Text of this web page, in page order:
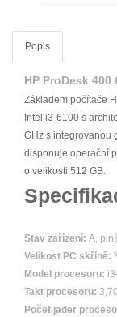
Popis
HP ProDesk 400
Základem počítače
Intel i3-6100 s
GHz s integrovanou
disponuje operační
o velikosti 512 GB.
Stav zařízení: A,
Velikost PC skříně:
Model procesoru:
Takt procesoru:
Počet jader